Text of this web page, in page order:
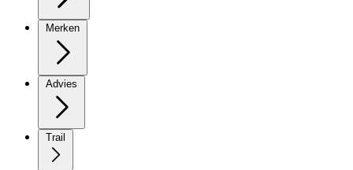
Merken
Advies
Trail